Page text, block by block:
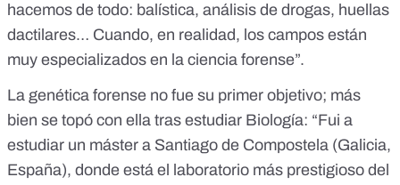
hacemos de todo: balística, análisis de drogas, huellas
dactilares… Cuando, en realidad, los campos están
muy especializados en la ciencia forense”.
La genética forense no fue su primer objetivo; más
bien se topó con ella tras estudiar Biología: “Fui a
estudiar un máster a Santiago de Compostela (Galicia,
España), donde está el laboratorio más prestigioso del